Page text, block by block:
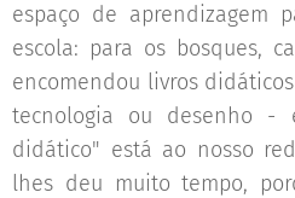
espaço de aprendizagem
escola: para os bosques,
encomendou livros
tecnologia ou desenho
didático" está ao nosso
lhes deu muito tempo,